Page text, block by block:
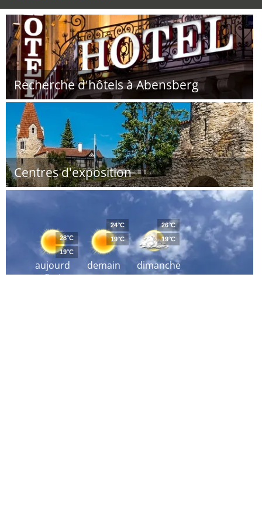
Recherche d'hôtels à Abensberg
Centres d'exposition
aujourd
´hui
28°C
19°C
demain
24°C
19°C
dimanche
26°C
19°C